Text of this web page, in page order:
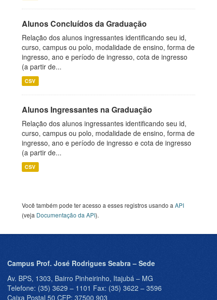
Alunos Concluídos da Graduação
Relação dos alunos ingressantes identificando seu id,
curso, campus ou polo, modalidade de ensino, forma de
ingresso, ano e período de ingresso, cota de ingresso
(a partir de...
CSV
Alunos Ingressantes na Graduação
Relação dos alunos ingressantes identificando seu id,
curso, campus ou polo, modalidade de ensino, forma de
ingresso, ano e período de ingresso e cota de ingresso
(a partir de...
CSV
Você também pode ter acesso a esses registros usando a API
(veja Documentação da API).
Campus Prof. José Rodrigues Seabra – Sede
Av. BPS, 1303, Bairro Pinheirinho, Itajubá – MG
Telefone: (35) 3629 – 1101 Fax: (35) 3622 – 3596
Caixa Postal 50 CEP: 37500 903